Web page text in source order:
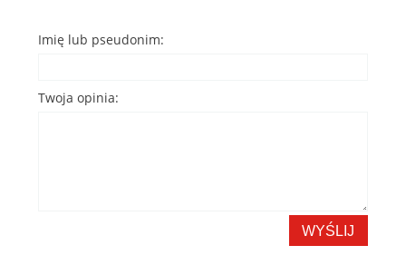
Imię lub pseudonim:
Twoja opinia:
WYŚLIJ